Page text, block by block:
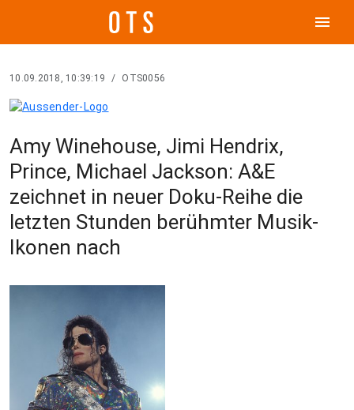
menu
10.09.2018, 10:39:19 / OTS0056
Amy Winehouse, Jimi Hendrix,
Prince, Michael Jackson: A&E
zeichnet in neuer Doku-Reihe die
letzten Stunden berühmter Musik-
Ikonen nach